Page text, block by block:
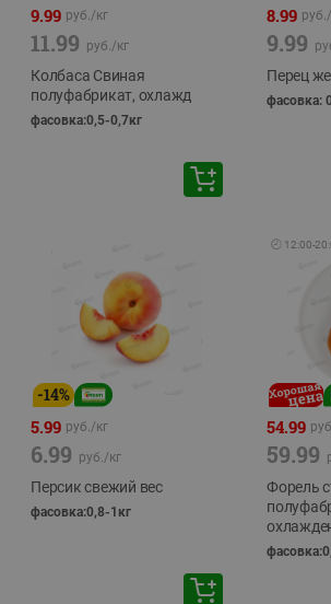
9.99 руб./кг
11.99 руб./кг
Колбаса Свиная
полуфабрикат, охлажд
фасовка:0,5-0,7кг
8.99 руб./
9.99
Перец
фасовка:
-14%
5.99 руб./кг
6.99 руб./кг
Персик свежий вес
фасовка:0,8-1кг
🕘 12:00-
54.99
59.99
Форель